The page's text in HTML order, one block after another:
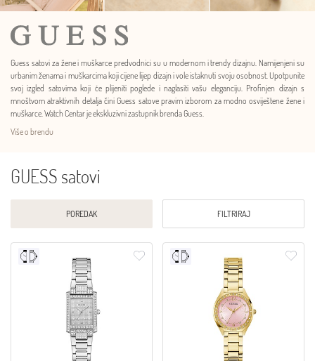
Guess satovi za žene i muškarce predvodnici su u modernom i trendy dizajnu. Namijenjeni su
urbanim ženama i muškarcima koji cijene lijep dizajn i vole istaknuti svoju osobnost. Upotpunite
svoj izgled satovima koji će plijeniti poglede i naglasiti vašu eleganciju. Profinjen dizajn s
mnoštvom atraktivnih detalja čini Guess satove pravim izborom za modno osviještene žene i
muškarce. Watch Centar je ekskluzivni zastupnik brenda Guess.
Više o brendu
GUESS satovi
POREDAK FILTRIRAJ